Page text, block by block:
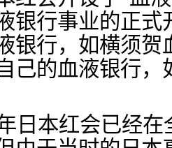
银行事业的正
银行，如横须
己的血液银行
日本红会已经